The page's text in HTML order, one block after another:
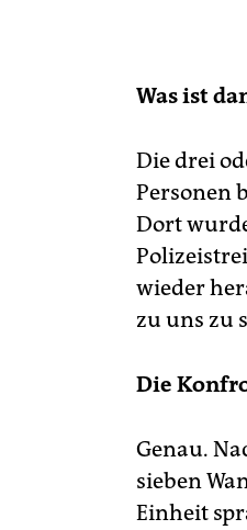
Was ist
Die drei
Personen
Dort
wieder
zu uns zu
Die
Genau.
sieben
Einheit